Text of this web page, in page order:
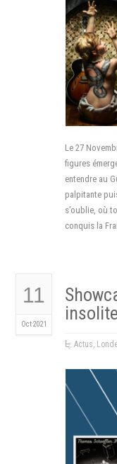
Le 27
figures
entendre au
palpitante
s’oublie, où
conquis la
11
Oct 2021
Actus,